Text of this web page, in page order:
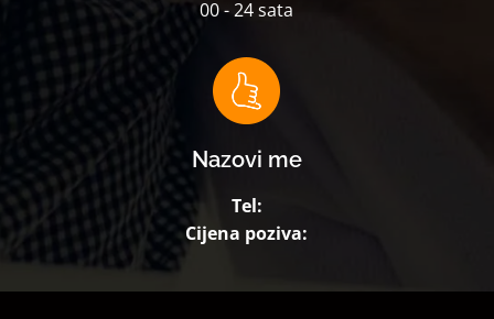
00 - 24 sata
Nazovi me
Tel:
Cijena poziva: